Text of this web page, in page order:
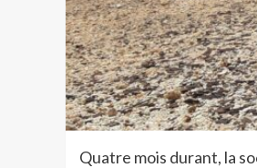
Quatre mois durant, la